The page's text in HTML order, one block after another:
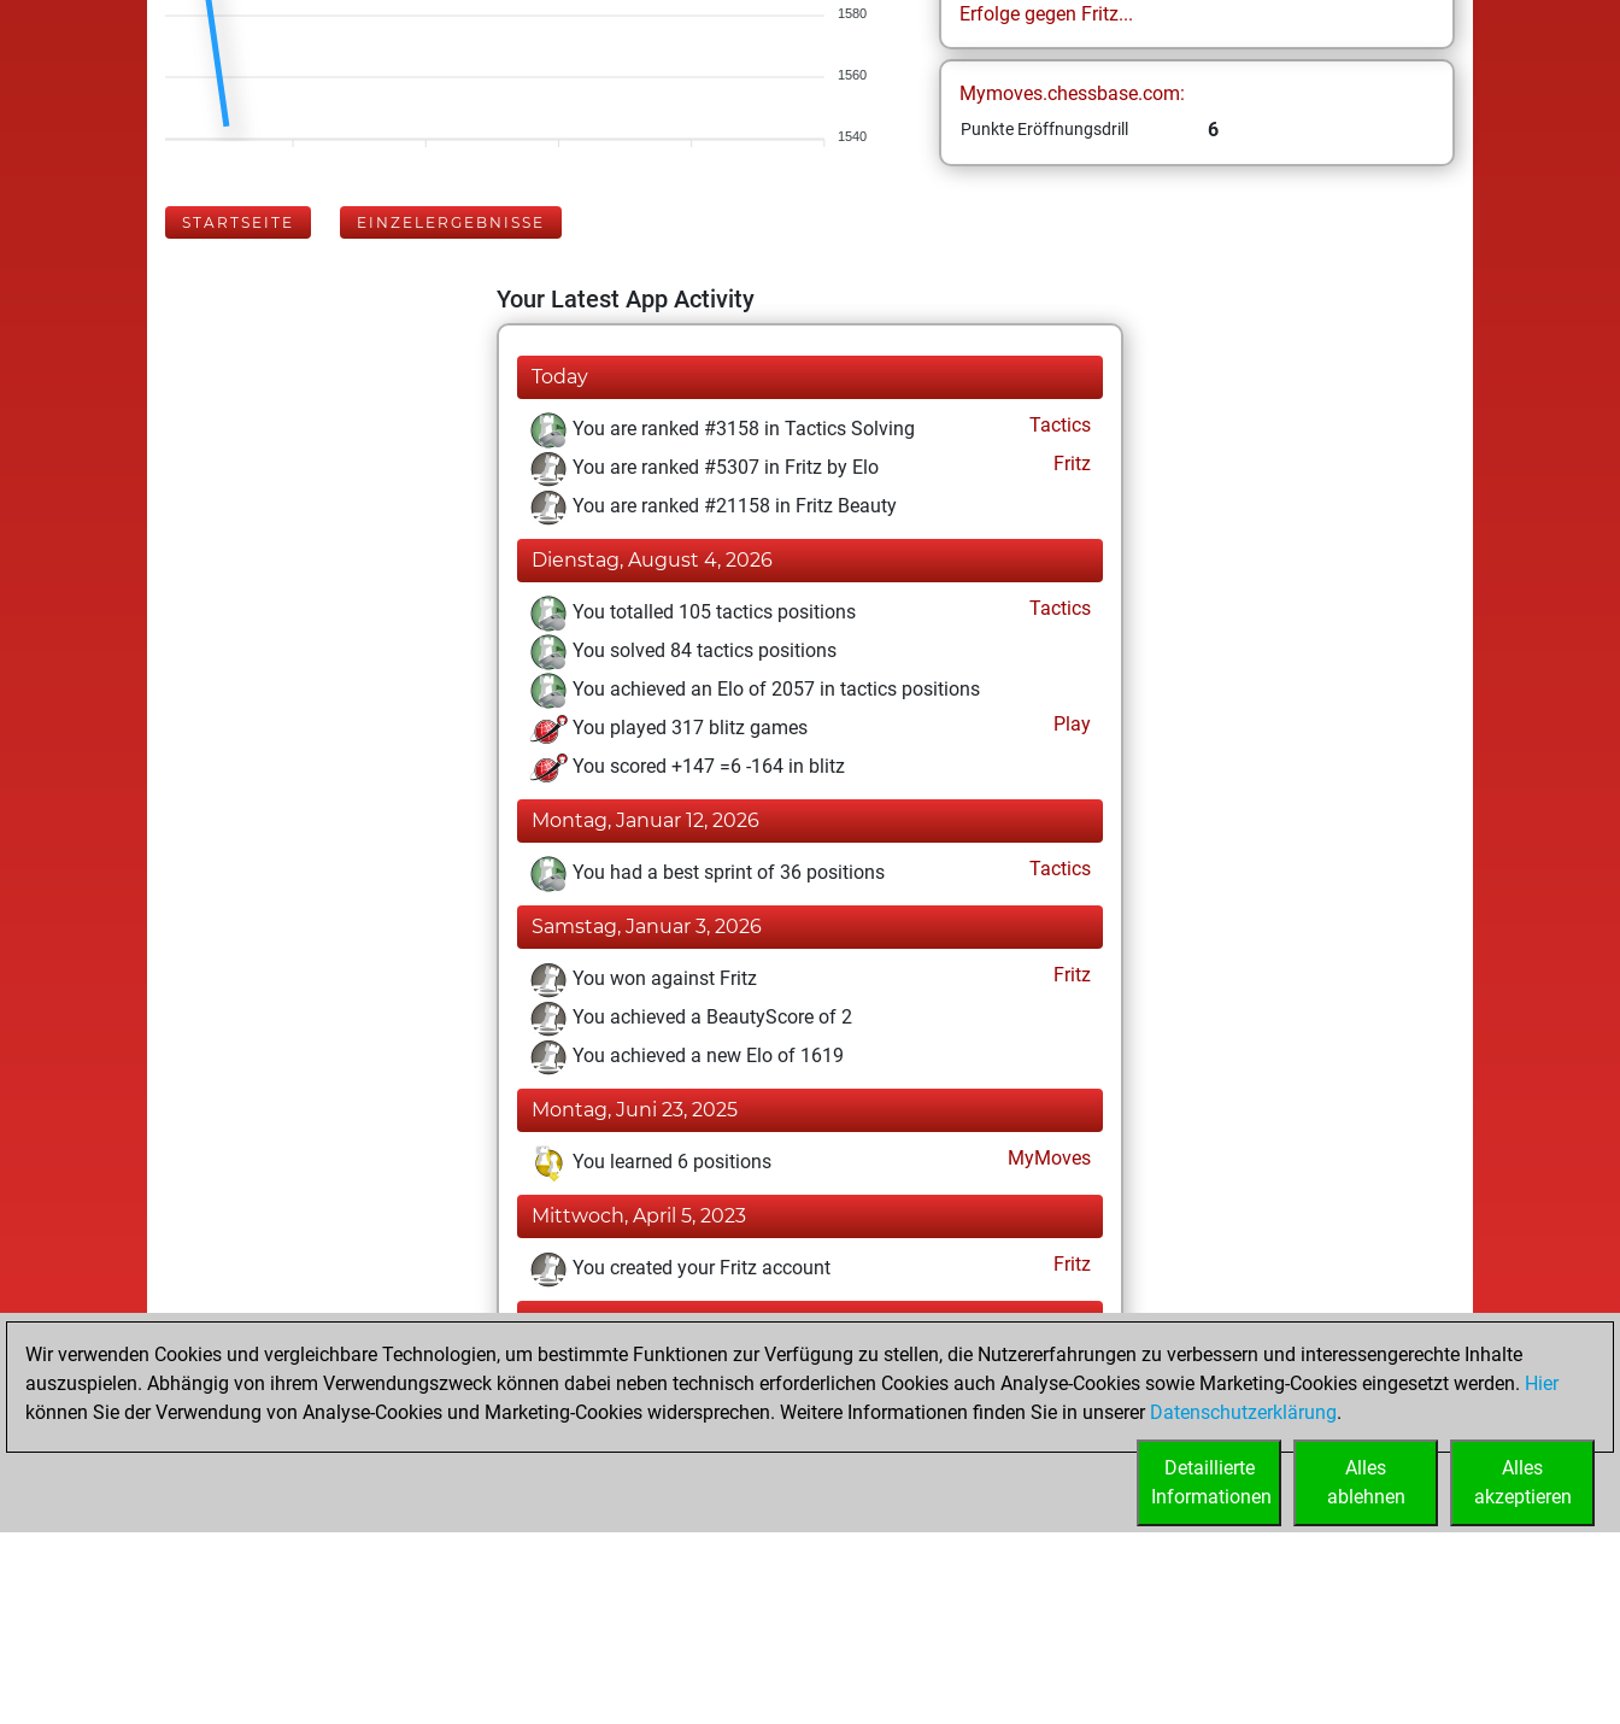
1580
1560
1540
Erfolge gegen Fritz...
Mymoves.chessbase.com:
Punkte Eröffnungsdrill 6
STARTSEITE EINZELERGEBNISSE
Your Latest App Activity
Today
You are ranked #3158 in Tactics Solving
Tactics
You are ranked #5307 in Fritz by Elo
Fritz
You are ranked #21158 in Fritz Beauty
Dienstag, August 4, 2026
You totalled 105 tactics positions
Tactics
You solved 84 tactics positions
You achieved an Elo of 2057 in tactics positions
You played 317 blitz games
Play
You scored +147 =6 -164 in blitz
Montag, Januar 12, 2026
You had a best sprint of 36 positions Tactics
Samstag, Januar 3, 2026
You won against Fritz
Fritz
You achieved a BeautyScore of 2
You achieved a new Elo of 1619
Montag, Juni 23, 2025
You learned 6 positions MyMoves
Mittwoch, April 5, 2023
You created your Fritz account Fritz
Dienstag, Juni 2, 2020
You played 1 bullet games
Play
You scored +0 =0 -1 in bullet
Wir verwenden Cookies und vergleichbare Technologien, um bestimmte Funktionen zur Verfügung zu stellen, die Nutzererfahrungen zu verbessern und interessengerechte Inhalte
auszuspielen. Abhängig von ihrem Verwendungszweck können dabei neben technisch erforderlichen Cookies auch Analyse-Cookies sowie Marketing-Cookies eingesetzt werden. Hier
können Sie der Verwendung von Analyse-Cookies und Marketing-Cookies widersprechen. Weitere Informationen finden Sie in unserer Datenschutzerklärung.
Alles
akzeptieren
Alles
ablehnen
Detaillierte
Informationen